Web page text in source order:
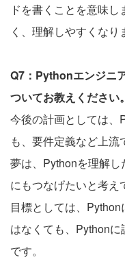
ドを書くことを意味
く、理解しやすくなり
Q7：Pythonエンジニ
ついてお教えください。
今後の計画としては、
も、要件定義など上流
夢は、Pythonを理解
にもつなげたいと考え
目標としては、
はなくても、Python
です。